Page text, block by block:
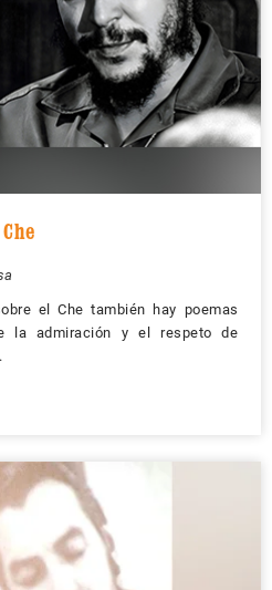
el Che también hay poemas
la admiración y el respeto de